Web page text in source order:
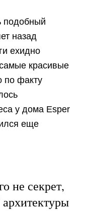
подобный
назад
ехидно
красивые
по факту
у дома Esper
еще
не секрет,